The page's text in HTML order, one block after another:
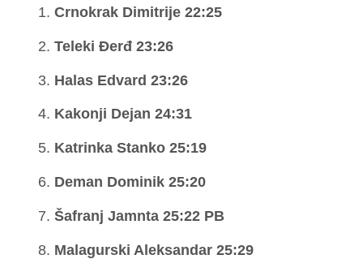
Crnokrak Dimitrije 22:25
Teleki Đerđ 23:26
Halas Edvard 23:26
Kakonji Dejan 24:31
Katrinka Stanko 25:19
Deman Dominik 25:20
Šafranj Jamnta 25:22 PB
Malagurski Aleksandar 25:29